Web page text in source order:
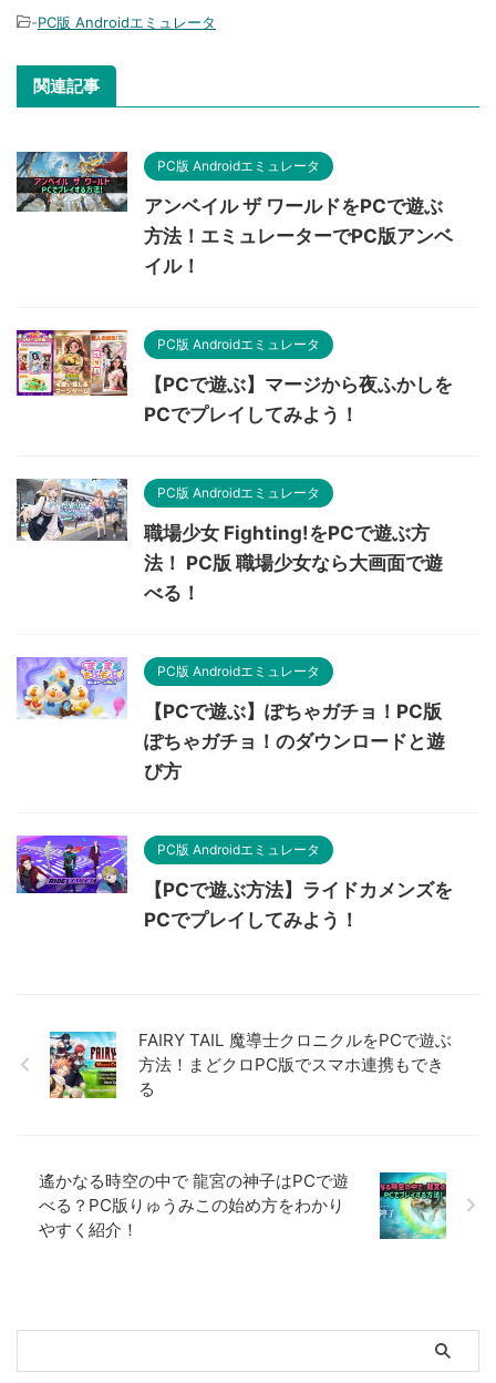
-PC版 Androidエミュレータ
関連記事
PC版 Androidエミュレータ
アンベイル ザ ワールドをPCで遊ぶ
方法！エミュレーターでPC版アンベ
イル！
PC版 Androidエミュレータ
【PCで遊ぶ】マージから夜ふかしを
PCでプレイしてみよう！
PC版 Androidエミュレータ
職場少女 Fighting!をPCで遊ぶ方
法！ PC版 職場少女なら大画面で遊
べる！
PC版 Androidエミュレータ
【PCで遊ぶ】ぽちゃガチョ！PC版
ぽちゃガチョ！のダウンロードと遊
び方
PC版 Androidエミュレータ
【PCで遊ぶ方法】ライドカメンズを
PCでプレイしてみよう！
FAIRY TAIL 魔導士クロニクルをPCで遊ぶ
方法！まどクロPC版でスマホ連携もでき
る
遙かなる時空の中で 龍宮の神子はPCで遊
べる？PC版りゅうみこの始め方をわかり
やすく紹介！